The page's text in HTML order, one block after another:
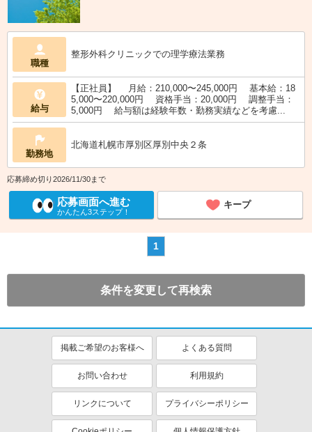
職種
整形外科クリニックでの理学療法業務
給与
【正社員】 月給：210,000〜245,000円 基本給：18
5,000〜220,000円 資格手当：20,000円 調整手当：
5,000円 給与額は経験年数・勤務実績などを考慮...
勤務地
北海道札幌市厚別区厚別中央２条
応募締め切り2026/11/30まで
応募画面へ進む
かんたん3ステップ！
キープ
1
条件を変更して再検索
掲載ご希望のお客様へ よくある質問
お問い合わせ 利用規約
リンクについて プライバシーポリシー